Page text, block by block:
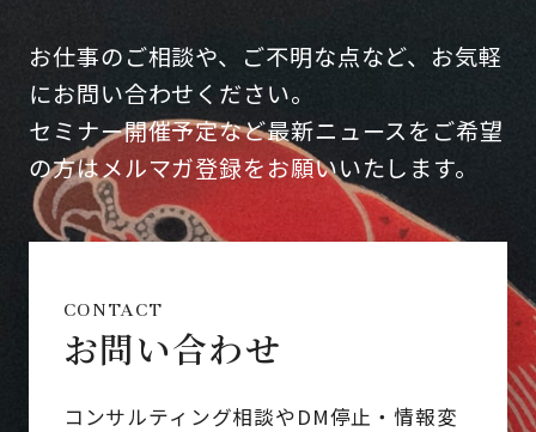
お仕事のご相談や、ご不明な点など、お気軽
にお問い合わせください。
セミナー開催予定など最新ニュースをご希望
の方はメルマガ登録をお願いいたします。
CONTACT
お問い合わせ
コンサルティング相談やDM停止・情報変